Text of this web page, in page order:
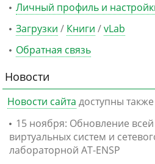
Личный профиль и
Загрузки / Книги /vLab
Обратная связь
Новости
Новости сайта доступны
15 ноября: Обновление
виртуальных систем и
лабораторной AT-ENSP